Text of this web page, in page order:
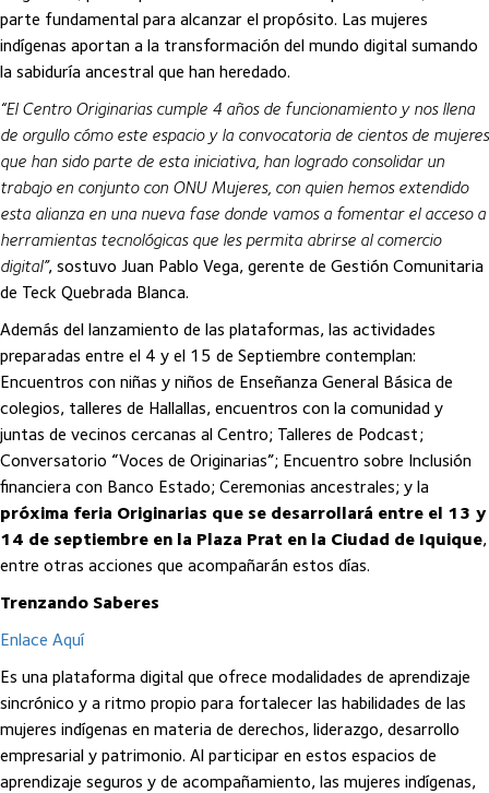
parte fundamental para alcanzar el propósito. Las mujeres
indígenas aportan a la transformación del mundo digital sumando
la sabiduría ancestral que han heredado.
“El Centro Originarias cumple 4 años de funcionamiento y nos llena
de orgullo cómo este espacio y la convocatoria de cientos de mujeres
que han sido parte de esta iniciativa, han logrado consolidar un
trabajo en conjunto con ONU Mujeres, con quien hemos extendido
esta alianza en una nueva fase donde vamos a fomentar el acceso a
herramientas tecnológicas que les permita abrirse al comercio
digital”, sostuvo Juan Pablo Vega, gerente de Gestión Comunitaria
de Teck Quebrada Blanca.
Además del lanzamiento de las plataformas, las actividades
preparadas entre el 4 y el 15 de Septiembre contemplan:
Encuentros con niñas y niños de Enseñanza General Básica de
colegios, talleres de Hallallas, encuentros con la comunidad y
juntas de vecinos cercanas al Centro; Talleres de Podcast;
Conversatorio “Voces de Originarias”; Encuentro sobre Inclusión
financiera con Banco Estado; Ceremonias ancestrales; y la
próxima feria Originarias que se desarrollará entre el 13 y
14 de septiembre en la Plaza Prat en la Ciudad de Iquique,
entre otras acciones que acompañarán estos días.
Trenzando Saberes
Enlace Aquí
Es una plataforma digital que ofrece modalidades de aprendizaje
sincrónico y a ritmo propio para fortalecer las habilidades de las
mujeres indígenas en materia de derechos, liderazgo, desarrollo
empresarial y patrimonio. Al participar en estos espacios de
aprendizaje seguros y de acompañamiento, las mujeres indígenas,